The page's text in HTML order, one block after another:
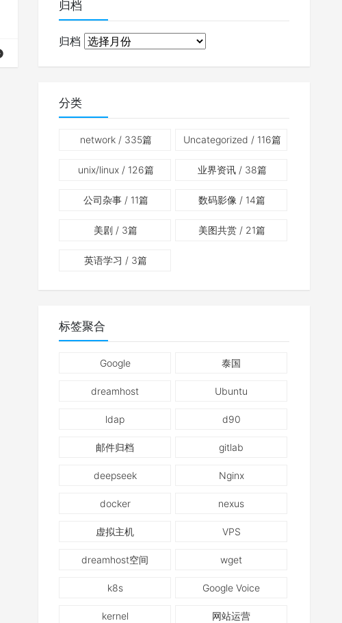
归档
归档
分类
network/ 335篇 Uncategorized / 116篇
unix/linux/ 126篇 业界资讯/ 38篇
公司杂事/ 11篇 数码影像 / 14篇
美剧 / 3篇 美图共赏 / 21篇
英语学习 / 3篇
标签聚合
Google 泰国
dreamhost Ubuntu
ldap d90
邮件归档 gitlab
deepseek Nginx
docker nexus
虚拟主机 VPS
dreamhost空间 wget
k8s Google Voice
kernel 网站运营